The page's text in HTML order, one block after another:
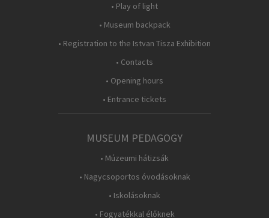
• Play of light
• Museum backpack
• Registration to the Istvan Tisza Exhibition
• Contacts
• Opening hours
• Entrance tickets
MUSEUM PEDAGOGY
• Múzeumi hátizsák
• Nagycsoportos óvodásoknak
• Iskolásoknak
• Fogyatékkal élőknek